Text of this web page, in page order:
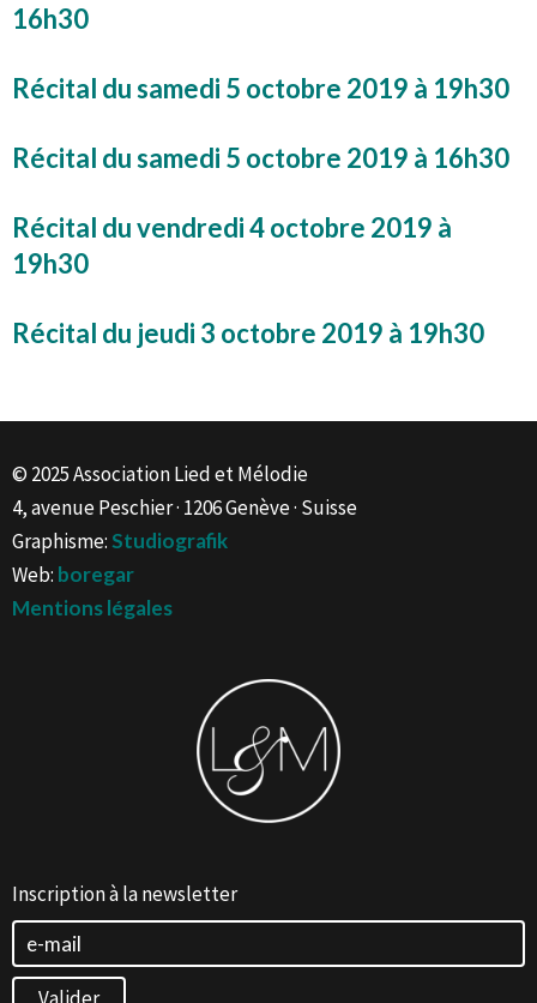
16h30
Récital du samedi 5 octobre 2019 à 19h30
Récital du samedi 5 octobre 2019 à 16h30
Récital du vendredi 4 octobre 2019 à
19h30
Récital du jeudi 3 octobre 2019 à 19h30
© 2025 Association Lied et Mélodie
4, avenue Peschier · 1206 Genève · Suisse
Graphisme:Studiografik
Web: boregar
Mentions légales
Inscription à la newsletter